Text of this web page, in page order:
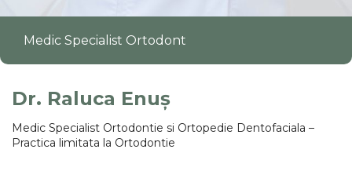
Medic Specialist Ortodont
Dr. Raluca Enuș
Medic Specialist Ortodontie si Ortopedie Dentofaciala –
Practica limitata la Ortodontie